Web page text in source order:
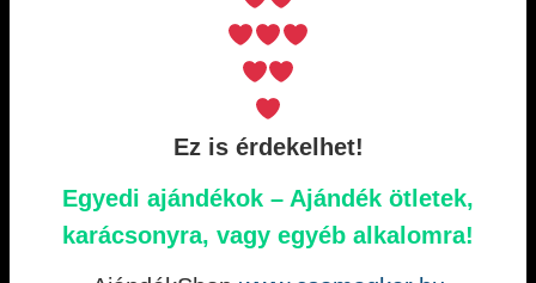
Ez is érdekelhet!
Egyedi ajándékok – Ajándék ötletek,
karácsonyra, vagy egyéb alkalomra!